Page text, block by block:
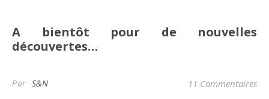
A bientôt pour de nouvelles
découvertes…
Par S&N 11 Commentaires